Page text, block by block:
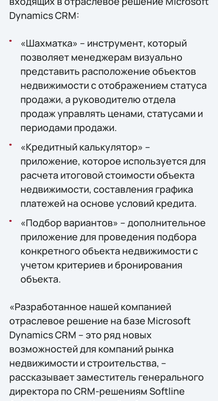
Dynamics CRM:
«Шахматка» – инструмент, который
позволяет менеджерам визуально
представить расположение объектов
недвижимости с отображением статуса
продажи, а руководителю отдела
продаж управлять ценами, статусами и
периодами продажи.
«Кредитный калькулятор» –
приложение, которое используется для
расчета итоговой стоимости объекта
недвижимости, составления графика
платежей на основе условий кредита.
«Подбор вариантов» – дополнительное
приложение для проведения подбора
конкретного объекта недвижимости с
учетом критериев и бронирования
объекта.
«Разработанное нашей компанией
отраслевое решение на базе Microsoft
Dynamics CRM – это ряд новых
возможностей для компаний рынка
недвижимости и строительства, –
рассказывает заместитель генерального
директора по CRM-решениям Softline